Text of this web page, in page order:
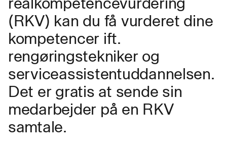
(RKV) kan du få vurderet dine
kompetencer ift.
rengøringstekniker og
serviceassistentuddannelsen.
Det er gratis at sende sin
medarbejder på en RKV
samtale.